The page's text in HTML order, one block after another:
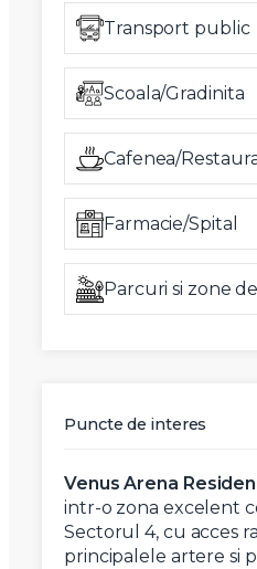
Transport public
Scoala/Gradinita
Cafenea/
Farmacie/Spital
Parcuri si zone
Puncte de interes
Venus Arena
intr-o zona excelent
Sectorul 4, cu acces
principalele artere si